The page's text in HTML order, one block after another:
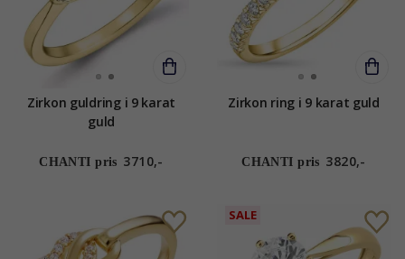
Zirkon guldring i 9 karat
guld
CHANTI pris 3710,-
Zirkon ring i 9 karat guld
CHANTI pris 3820,-
SALE